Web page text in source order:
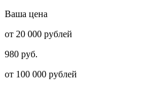
Ваша цена
от 20 000 рублей
980 руб.
от 100 000 рублей